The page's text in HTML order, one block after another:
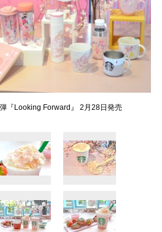
『Looking Forward』 2月28日発売